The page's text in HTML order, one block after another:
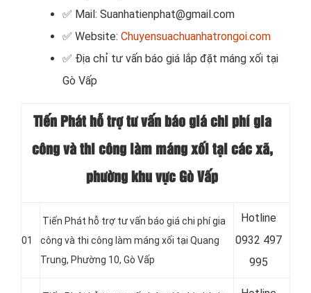
✅ Mail: Suanhatienphat@gmail.com
✅ Website: Chuyensuachuanhatrongoi.com
✅ Địa chỉ tư vấn báo giá lắp đặt máng xối tại
Gò Vấp
Tiến Phát hỗ trợ tư vấn báo giá chi phí gia
công và thi công làm máng xối tại các xã,
phường khu vực Gò Vấp
01
Tiến Phát hỗ trợ tư vấn báo giá chi phí gia
công và thi công làm máng xối tại Quang
Trung, Phường 10, Gò Vấp
Hotline
0932 497
995